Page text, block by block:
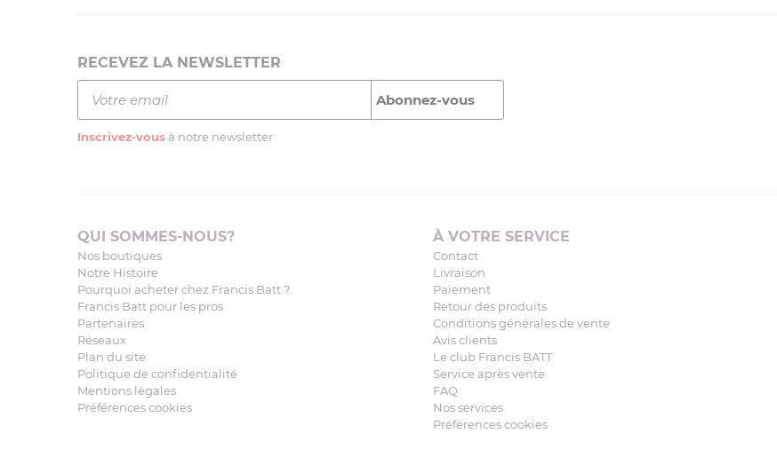
RECEVEZ LA NEWSLETTER
Inscrivez-vous à notre newsletter
QUI SOMMES-NOUS?
Nos boutiques
Notre Histoire
Pourquoi acheter chez Francis Batt ?
Francis Batt pour les pros
Partenaires
Réseaux
Plan du site
Politique de confidentialité
Mentions légales
Préférences cookies
À VOTRE SERVICE
Contact
Livraison
Paiement
Retour des produits
Conditions générales de vente
Avis clients
Le club Francis BATT
Service après vente
FAQ
Nos services
Préférences cookies